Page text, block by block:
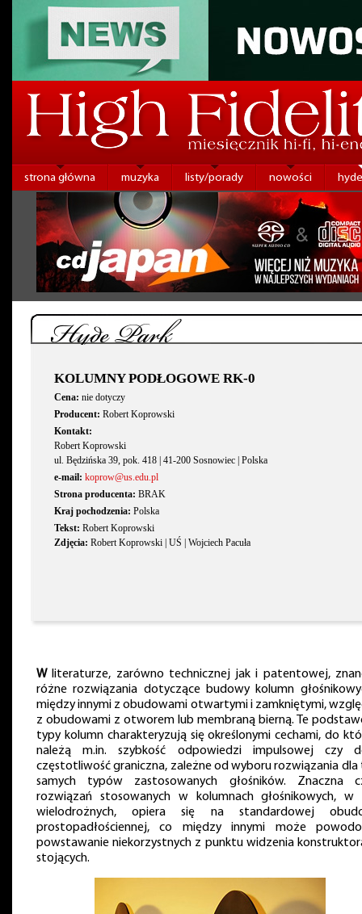
strona główna muzyka listy/porady nowości
Hyde Park
KOLUMNY PODŁOGOWE RK-0
Cena: nie dotyczy
Producent: Robert Koprowski
Kontakt:
Robert Koprowski
ul. Będzińska 39, pok. 418 | 41-200 Sosnowiec | Polska
e-mail: koprow@us.edu.pl
Strona producenta: BRAK
Kraj pochodzenia: Polska
Tekst: Robert Koprowski
Zdjęcia: Robert Koprowski | UŚ | Wojciech Pacuła
Wliteraturze, zarówno technicznej jak i patentowej,
różne rozwiązania dotyczące budowy kolumn
między innymi z obudowami otwartymi i zamkniętymi,
z obudowami z otworem lub membraną bierną. Te
typy kolumn charakteryzują się określonymi cechami, do
należą m.in. szybkość odpowiedzi impulsowej czy
częstotliwość graniczna, zależne od wyboru rozwiązania dla
samych typów zastosowanych głośników. Znaczna
rozwiązań stosowanych w kolumnach głośnikowych, w
wielodrożnych, opiera się na standardowej
prostopadłościennej, co między innymi może
powstawanie niekorzystnych z punktu widzenia
stojących.